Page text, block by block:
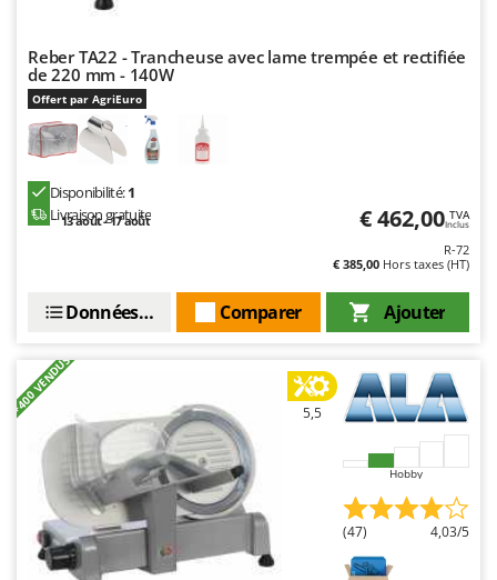
Snapper
Solidur
Spice Electronics
Spiralmac
Spring Protezione
Stiga
Sunseeker
T
Tecla
TecnoGen
Tellarini Pompe
Telwin
Tenco
Reber TA22 - Trancheuse avec lame trempée et rectifiée
de 220 mm - 140W
Offert par AgriEuro
Disponibilité:1
Livraison gratuite
13 août - 17 août € 462,00 TVA
Inclus
R-72
€ 385,00 Hors taxes (HT)
Ajouter
Comparer
Données techniques
+400 VENDUS 5,5
Hobby
(47) 4,03/5